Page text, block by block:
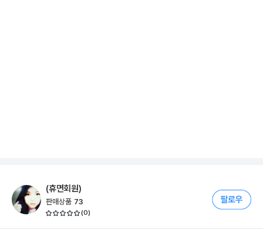
(휴면회원)
판매상품 73
(0)